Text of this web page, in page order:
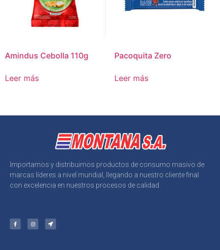
Amindus Cebolla 110g
Leer más
Pacoquita Zero
Leer más
Importamos y distribuimos productos de consumo masivo de
marcas líderes a nivel mundial, llegando a nuestro cliente final
con excelencia en nuestros procesos de calidad.